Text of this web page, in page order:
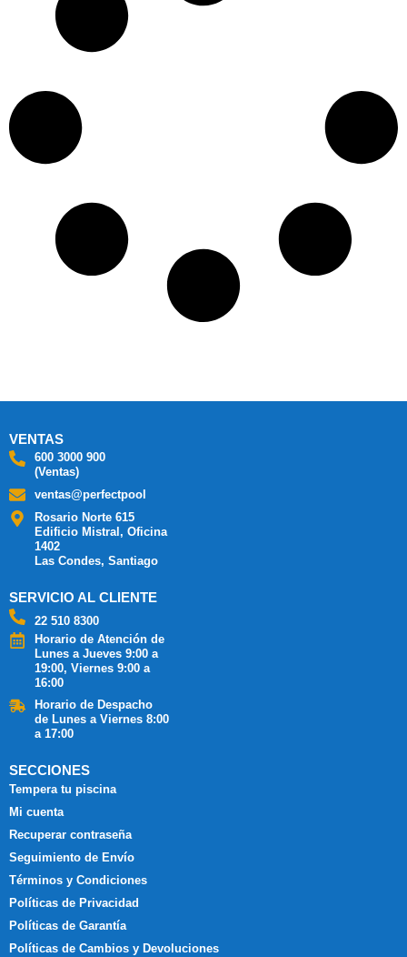
VENTAS
600 3000 900
(Ventas)
ventas@perfectpool
Rosario Norte 615
Edificio Mistral, Oficina
1402
Las Condes, Santiago
SERVICIO AL CLIENTE
22 510 8300
Horario de Atención de
Lunes a Jueves 9:00 a
19:00, Viernes 9:00 a
16:00
Horario de Despacho
de Lunes a Viernes 8:00
a 17:00
SECCIONES
Tempera tu piscina
Mi cuenta
Recuperar contraseña
Seguimiento de Envío
Términos y Condiciones
Políticas de Privacidad
Políticas de Garantía
Políticas de Cambios y Devoluciones